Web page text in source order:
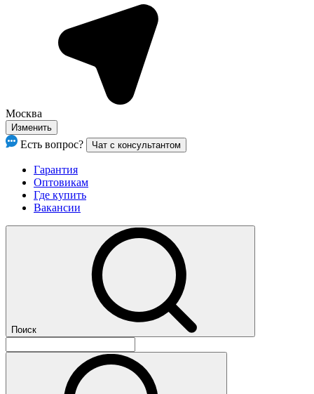
Москва
Изменить
Есть вопрос? Чат с консультантом
Гарантия
Оптовикам
Где купить
Вакансии
Поиск